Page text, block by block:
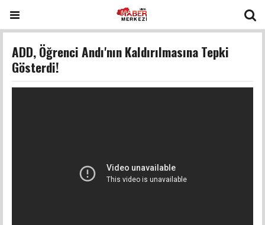
ADD, Öğrenci Andı'nın Kaldırılmasına Tepki
Gösterdi!